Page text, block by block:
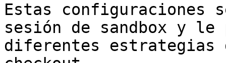
Estas configuraciones
sesión de sandbox y
diferentes estrategias